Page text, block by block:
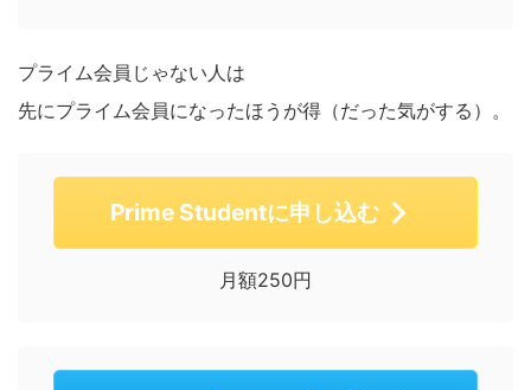
プライム会員じゃない人は
先にプライム会員になったほうが得（だった気がする）。
Prime Studentに申し込む
月額250円